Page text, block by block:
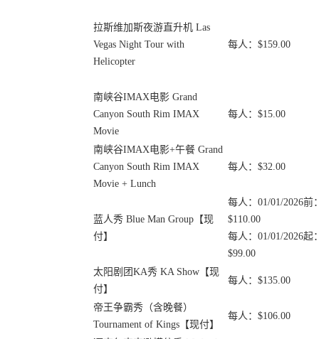
拉斯维加斯夜游直升机 Las
Vegas Night Tour with
Helicopter
每人：$159.00
南峡谷IMAX电影 Grand
Canyon South Rim IMAX
Movie
每人：$15.00
南峡谷IMAX电影+午餐 Grand
Canyon South Rim IMAX
Movie + Lunch
每人：$32.00
蓝人秀 Blue Man Group【现
付】
每人：01/01/2026前
$110.00
每人：01/01/2026起
$99.00
太阳剧团KA秀 KA Show【现
付】
每人：$135.00
帝王争霸秀（含晚餐）
Tournament of Kings【现付】
每人：$106.00